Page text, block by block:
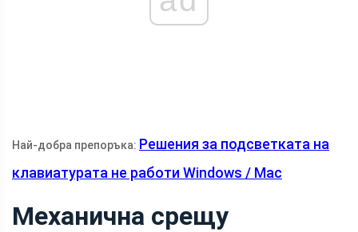
Най-добра препоръка: Решения за подсветката на
клавиатурата не работи Windows / Mac
Механична срещу